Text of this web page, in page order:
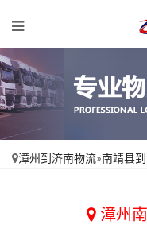
漳州到济南物流»南靖县
漳州